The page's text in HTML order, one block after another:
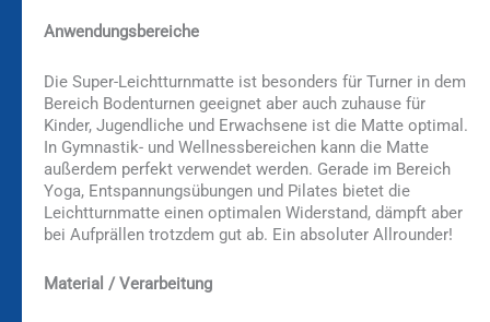
Anwendungsbereiche
Die Super-Leichtturnmatte ist besonders für Turner in dem
Bereich Bodenturnen geeignet aber auch zuhause für
Kinder, Jugendliche und Erwachsene ist die Matte optimal.
In Gymnastik- und Wellnessbereichen kann die Matte
außerdem perfekt verwendet werden. Gerade im Bereich
Yoga, Entspannungsübungen und Pilates bietet die
Leichtturnmatte einen optimalen Widerstand, dämpft aber
bei Aufprällen trotzdem gut ab. Ein absoluter Allrounder!
Material / Verarbeitung